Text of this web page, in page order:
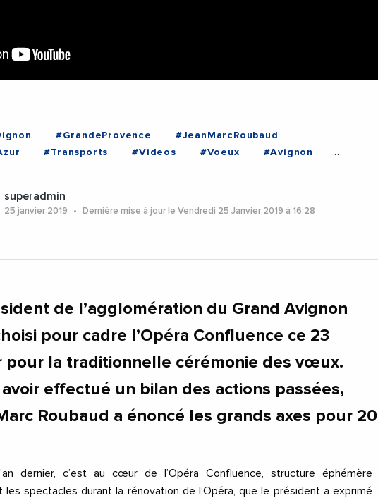
#GrandeProvence
#JeanMarcRoubaud
#Transports #Videos #Voeux
#Avignon
superadmin
25 janvier 2019 Dernière mise à jour le Vendredi 25 Janvier 2019 à 16:28
de l’agglomération du Grand Avignon
pour cadre l’Opéra Confluence ce 23
pour la traditionnelle cérémonie des vœux.
effectué un bilan des actions passées,
Roubaud a énoncé les grands axes pour 20
dernier, c’est au cœur de l’Opéra Confluence, structure éphémère
les spectacles durant la rénovation de l’Opéra, que le président a exprimé